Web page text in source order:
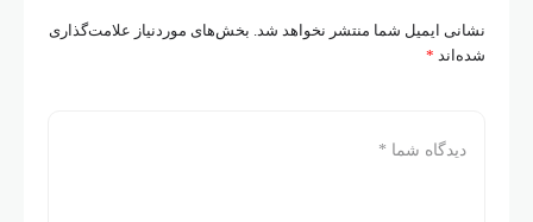
نشانی ایمیل شما منتشر نخواهد شد. بخش‌های موردنیاز علامت‌گذاری
شده‌اند *